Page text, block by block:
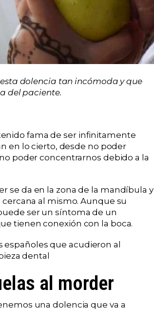
dolencia tan incómoda y que
del paciente.
fama de ser infinitamente
en lo cierto, desde no poder
poder concentrarnos debido a la
se da en la zona de la mandíbula y
al mismo. Aunque su
ser un síntoma de un
tienen conexión con la boca.
que acudieron al
dental
al morder
una dolencia que va a